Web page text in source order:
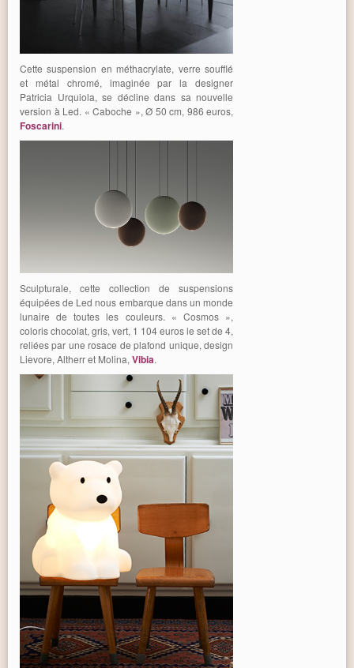
Cette suspension en méthacrylate, verre soufflé
et métal chromé, imaginée par la designer
Patricia Urquiola, se décline dans sa nouvelle
version à Led. « Caboche », Ø 50 cm, 986 euros,
Foscarini.
Sculpturale, cette collection de suspensions
équipées de Led nous embarque dans un monde
lunaire de toutes les couleurs. « Cosmos »,
coloris chocolat, gris, vert, 1 104 euros le set de 4,
reliées par une rosace de plafond unique, design
Lievore, Altherr et Molina, Vibia.